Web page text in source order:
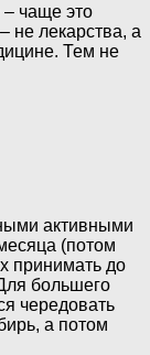
чаще это
не лекарства, а
Тем не
активными
(потом
принимать до
большего
чередовать
а потом